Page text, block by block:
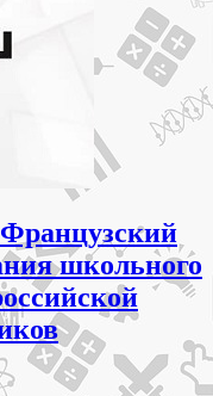
Французский
школьного